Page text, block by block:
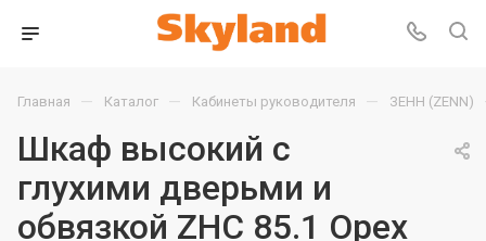
Главная — Каталог — Кабинеты руководителя — ЗЕНН (ZENN)
Шкаф высокий с
глухими дверьми и
обвязкой ZHC 85.1 Орех